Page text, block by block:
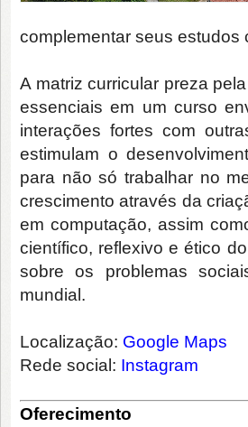
complementar seus estudos
A matriz curricular preza
essenciais em um curso
interações fortes com
estimulam o
para não só trabalhar no
crescimento através da
em computação, assim
científico, reflexivo e ético
sobre os problemas
mundial.
Localização: Google Maps
Rede social: Instagram
Oferecimento